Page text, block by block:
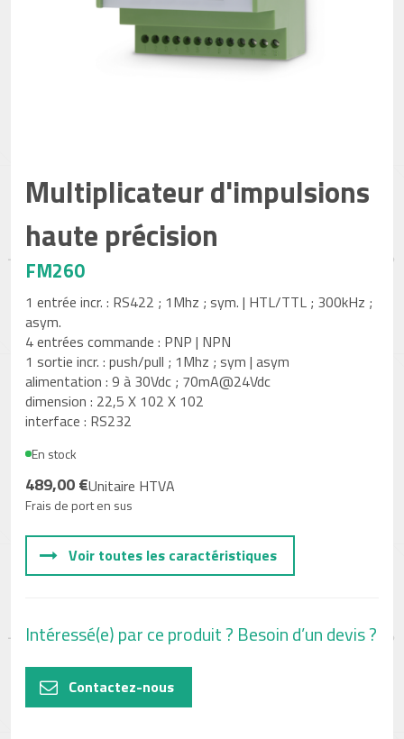
Multiplicateur d'impulsions
haute précision
FM260
1 entrée incr. : RS422 ; 1Mhz ; sym. | HTL/TTL ; 300kHz ;
asym.
4 entrées commande : PNP | NPN
1 sortie incr. : push/pull ; 1Mhz ; sym | asym
alimentation : 9 à 30Vdc ; 70mA@24Vdc
dimension : 22,5 X 102 X 102
interface : RS232
En stock
489,00 €Unitaire HTVA
Frais de port en sus
Voir toutes les caractéristiques
Intéressé(e) par ce produit ? Besoin d’un devis ?
Contactez-nous